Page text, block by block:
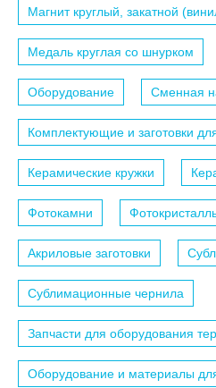
Магнит круглый, закатной
Медаль круглая со шнурком
Оборудование Сменная
Комплектующие и заготовки
Керамические кружки
Фотокамни
Акриловые заготовки
Сублимационные чернила
Запчасти для оборудования
Оборудование и материалы